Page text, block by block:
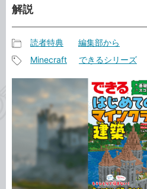
解説
事
カ
テ
ゴ
リ
読者特典 編集部から
タ
グ
Minecraft できるシリーズ